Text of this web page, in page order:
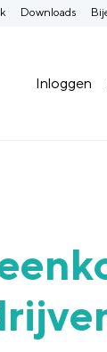
Inloggen
Downloads